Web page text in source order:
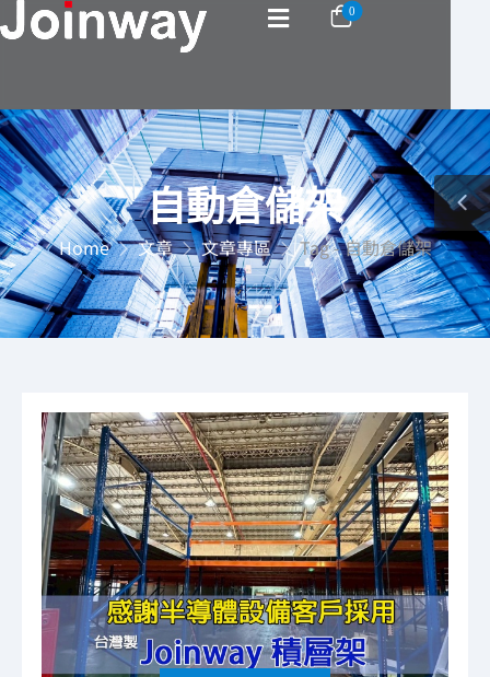
0
自動倉儲架
Home 文章 文章專區 Tag - 自動倉儲架